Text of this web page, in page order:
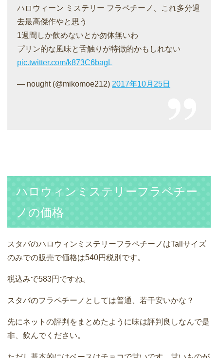
ハロウィーン ミステリー フラペチーノ、これ多分過
去最高傑作やと思う
1週間しか飲めないとか勿体無いわ
プリン的な風味と舌触りが特徴的かもしれない
pic.twitter.com/k873C6bagL
— nought (@mikomoe212) 2017年10月25日
ハロウィンミステリーフラペチー
ノの価格
スタバのハロウィンミステリーフラペチーノはTallサイズ
のみでの販売で価格は540円税別です。
税込みで583円ですね。
スタバのフラペチーノとしては普通、若干安いかな？
先にネットの評判をまとめたように味は評判良しなんで是
非、飲んでください。